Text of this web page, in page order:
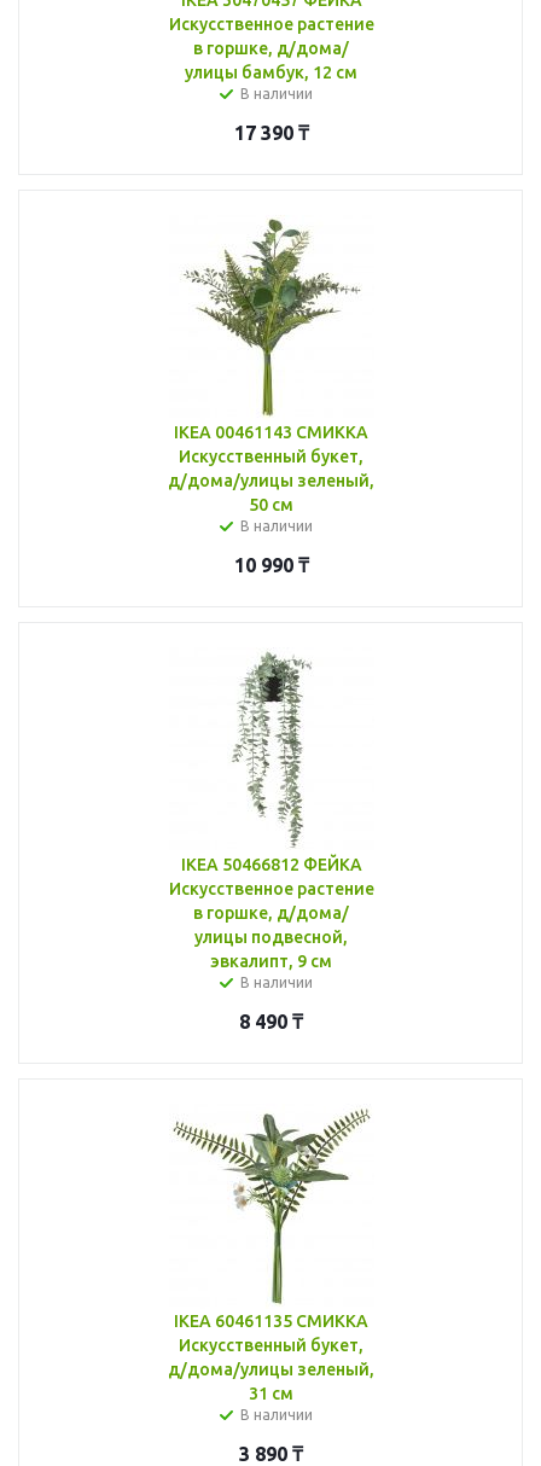
Искусственное растение
в горшке, д/дома/
улицы бамбук, 12 см
В наличии
17 390₸
IKEA 00461143 СМИККА
Искусственный букет,
д/дома/улицы зеленый,
50 см
В наличии
10 990₸
IKEA 50466812 ФЕЙКА
Искусственное растение
в горшке, д/дома/
улицы подвесной,
эвкалипт, 9 см
В наличии
8 490 ₸
IKEA 60461135 СМИККА
Искусственный букет,
д/дома/улицы зеленый,
31 см
В наличии
3 890 ₸